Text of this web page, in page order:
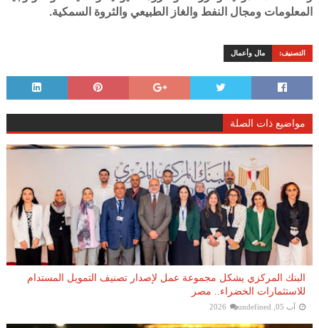
المعلومات ومجال النفط والغاز الطبيعي والثروة السمكية.
التصنيف: مال وأعمال
مواضيع ذات الصلة
البنك المركزي يشكل مجموعة عمل لإصدار تصنيف التمويل المستدام
للاستثمارات الخضراء.. مصر
آب 05, 2026 undefined